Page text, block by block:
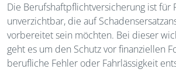
Die Berufshaftpflichtversicherung ist für
unverzichtbar, die auf
vorbereitet sein möchten. Bei dieser
geht es um den Schutz vor finanziellen
berufliche Fehler oder Fahrlässigkeit